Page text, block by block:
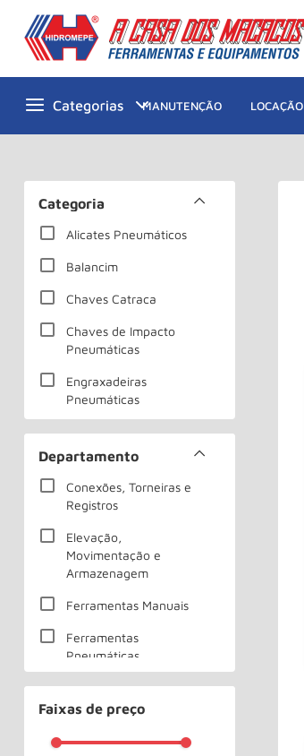
MANUTENÇÃO LOCAÇÃO
Categoria
Alicates Pneumáticos
Balancim
Chaves Catraca
Chaves de Impacto
Pneumáticas
Engraxadeiras
Pneumáticas
Esmerilhadeiras
Pneumáticas
Espigões
Furadeiras
Pneumáticas
Lixadeiras Pneumáticas
Pneumáticos
Ver mais 3
Departamento
Conexões, Torneiras e
Registros
Elevação,
Movimentação e
Armazenagem
Ferramentas Manuais
Ferramentas
Pneumáticas
Faixas de preço